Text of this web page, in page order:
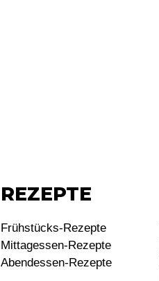
REZEPTE
Frühstücks-Rezepte
Mittagessen-Rezepte
Abendessen-Rezepte